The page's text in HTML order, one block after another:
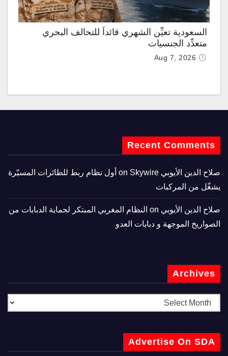
السعودية تعيِّن الشهري قائداً للتحالف البحري
متعدِّد الجنسيات
Aug 7, 2026
Recent Comments
صلاح الدين الأيوبي
Skywire أول نظام ربط للطائرات المسيّرة
يشغّل من المركبات
صلاح الدين الأيوبي
النظام المغربي المبتكر لحماية الدبابات من
الصواريخ الموجهة و دبابات العدو
Archives
Advertise On SDA